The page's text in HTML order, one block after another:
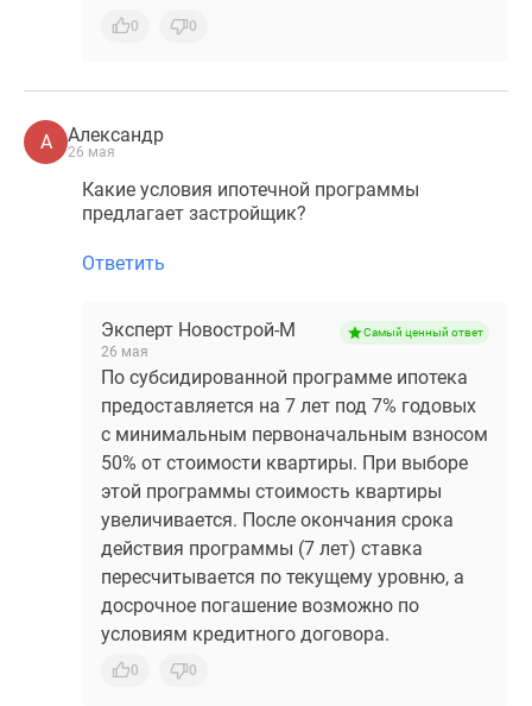
0 0
А Александр
26 мая
Какие условия ипотечной программы
предлагает застройщик?
Ответить
Эксперт Новострой-М
26 мая
Самый ценный ответ
По субсидированной программе ипотека
предоставляется на 7 лет под 7% годовых
с минимальным первоначальным взносом
50% от стоимости квартиры. При выборе
этой программы стоимость квартиры
увеличивается. После окончания срока
действия программы (7 лет) ставка
пересчитывается по текущему уровню, а
досрочное погашение возможно по
условиям кредитного договора.
0 0